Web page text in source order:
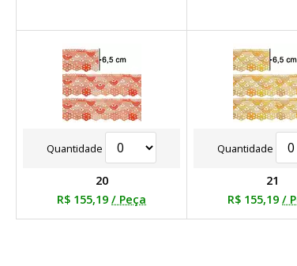
Quantidade
20
R$ 155,19 / Peça
Quantidade
21
R$ 155,19 /